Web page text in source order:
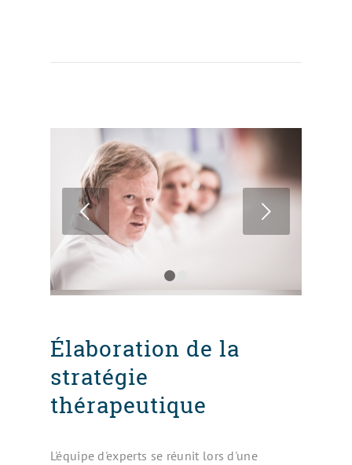
Suivant
Élaboration de la
stratégie
thérapeutique
L'équipe d'experts se réunit lors d'une